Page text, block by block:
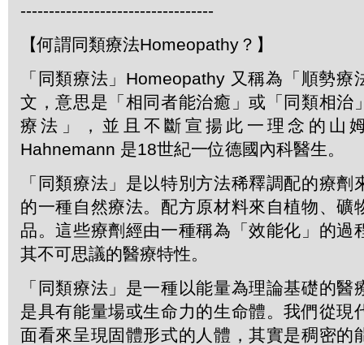
----------------------------------
【何謂同類療法Homeopathy？】
「同類療法」Homeopathy 又稱為「順勢療
文，意思是「相同者能治癒」或「同類相治
療法」，並且不斷宣揚此一理念的山
Hahnemann 是18世紀一位德國內科醫生。
「同類療法」是以特別方法稀釋調配的療劑
的一種自然療法。配方原材料來自植物、礦
品。這些療劑經由一種稱為「效能化」的過
其不可思議的醫療特性。
「同類療法」是一種以能量為理論基礎的醫
是具有能量場或生命力的生命體。我們從現
面看來呈現固體形式的人體，其實是稠密的